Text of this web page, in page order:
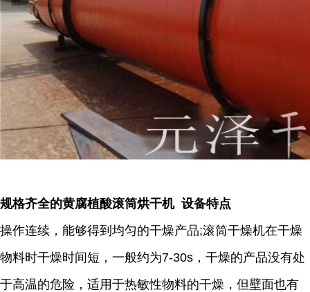
规格齐全的黄腐植酸滚筒烘干机 设备特点
操作连续，能够得到均匀的干燥产品;滚筒干燥机在干燥
物料时干燥时间短，一般约为7-30s，干燥的产品没有处
于高温的危险，适用于热敏性物料的干燥，但壁面也有